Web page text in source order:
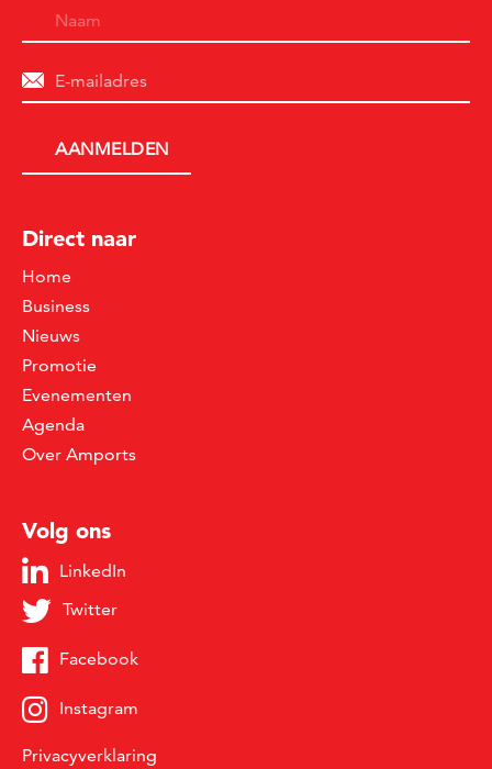
Direct naar
Home
Business
Nieuws
Promotie
Evenementen
Agenda
Over Amports
Volg ons
LinkedIn
Twitter
Facebook
Instagram
Privacyverklaring